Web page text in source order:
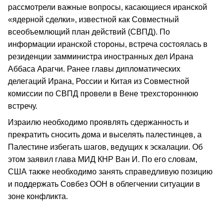
рассмотрели важные вопросы, касающиеся иранской
«ядерной сделки», известной как Совместный
всеобъемлющий план действий (СВПД). По
информации иранской стороны, встреча состоялась в
резиденции замминистра иностранных дел Ирана
Аббаса Арагчи. Ранее главы дипломатических
делегаций Ирана, России и Китая из Совместной
комиссии по СВПД провели в Вене трехстороннюю
встречу.
Израилю необходимо проявлять сдержанность и
прекратить сносить дома и выселять палестинцев, а
Палестине избегать шагов, ведущих к эскалации. Об
этом заявил глава МИД КНР Ван И. По его словам,
США также необходимо занять справедливую позицию
и поддержать Совбез ООН в облегчении ситуации в
зоне конфликта.